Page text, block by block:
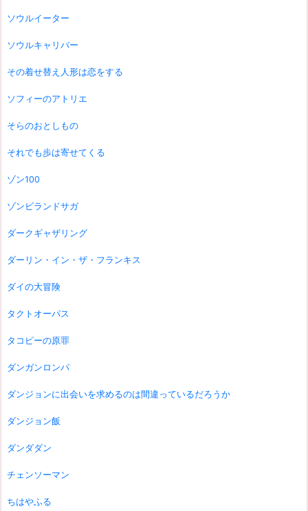
ソウルイーター
ソウルキャリバー
その着せ替え人形は恋をする
ソフィーのアトリエ
そらのおとしもの
それでも歩は寄せてくる
ゾン100
ゾンビランドサガ
ダークギャザリング
ダーリン・イン・ザ・フランキス
ダイの大冒険
タクトオーパス
タコピーの原罪
ダンガンロンパ
ダンジョンに出会いを求めるのは間違っているだろうか
ダンジョン飯
ダンダダン
チェンソーマン
ちはやふる